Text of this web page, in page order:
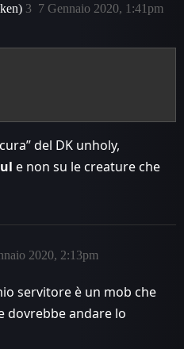
7 Gennaio 2020, 1:41pm
3
del DK unholy,
e non su le creature che
2020, 2:13pm
servitore è un mob che
dovrebbe andare lo